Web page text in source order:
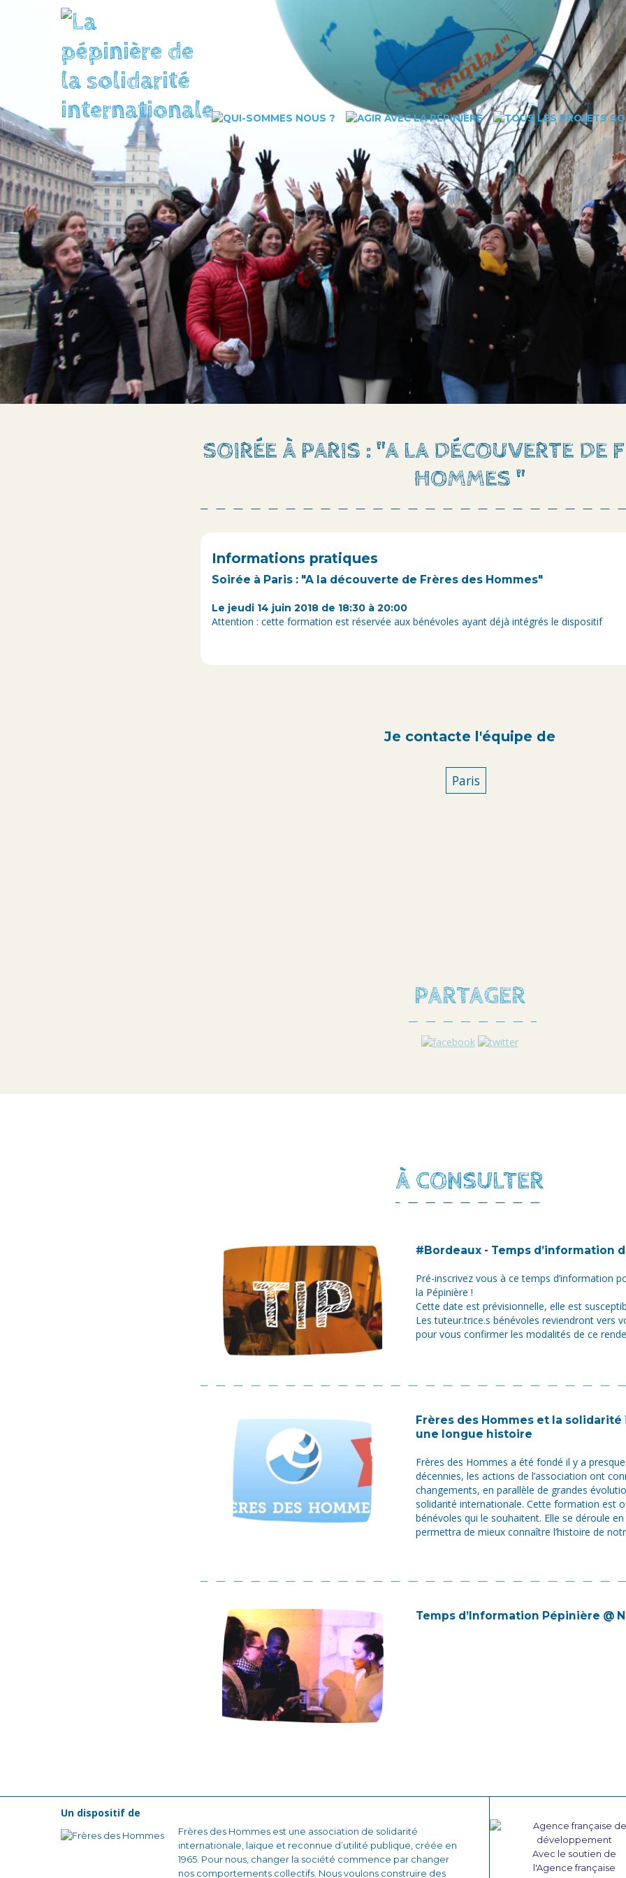
SOIRÉE À PARIS : "A LA DÉCOUVERTE DE
HOMMES "
Informations pratiques
Soirée à Paris : "A la découverte de Frères des Hommes"
Le jeudi 14 juin 2018 de 18:30 à 20:00
Attention : cette formation est réservée aux bénévoles ayant déjà intégrés le dispositif
Je contacte l'équipe de
Paris
PARTAGER
À CONSULTER
#Bordeaux - Temps d’information
Pré-inscrivez vous à ce temps d’information
la Pépinière !
Cette date est prévisionnelle, elle est
Les tuteur.trice.s bénévoles reviendront vers
pour vous confirmer les modalités de ce
Frères des Hommes et la
une longue histoire
Frères des Hommes a été fondé il y a
décennies, les actions de l’association ont
changements, en parallèle de grandes
solidarité internationale. Cette formation est
bénévoles qui le souhaitent. Elle se déroule
permettra de mieux connaître l’histoire de
Temps d’Information Pépinière @
Un dispositif de
Frères des Hommes est une association de solidarité
internationale, laïque et reconnue d’utilité publique, créée en
1965. Pour nous, changer la société commence par changer
nos comportements collectifs. Nous voulons construire des
Avec le soutien de
l'Agence française